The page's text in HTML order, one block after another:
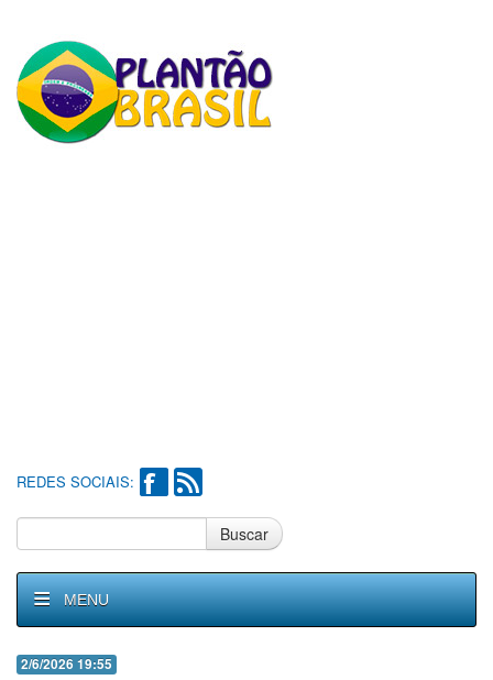
REDES SOCIAIS:
Buscar
MENU
2/6/2026 19:55